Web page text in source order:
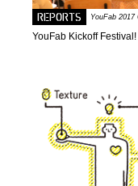
REPORTS YouFab 2017
YouFab Kickoff